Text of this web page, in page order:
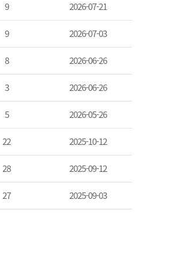
9 2026-07-21
9 2026-07-03
8 2026-06-26
3 2026-06-26
5 2026-05-26
22 2025-10-12
28 2025-09-12
27 2025-09-03